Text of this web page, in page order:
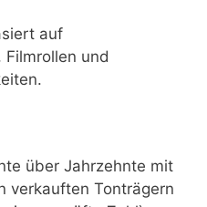
auf
und
über Jahrzehnte mit
verkauften Tonträgern